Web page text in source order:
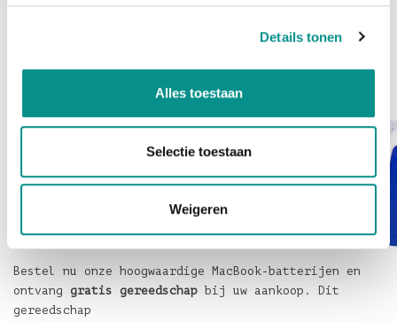
Details tonen
Alles toestaan
Selectie toestaan
Weigeren
uithoudingsvermogen in met deze NewerTech batterij
Bestel nu onze hoogwaardige MacBook-batterijen en
ontvang gratis gereedschap bij uw aankoop. Dit
gereedschap